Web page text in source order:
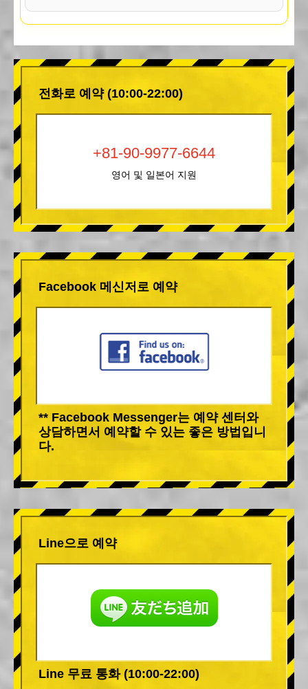
전화로 예약 (10:00-22:00)
+81-90-9977-6644
영어 및 일본어 지원
Facebook 메신저로 예약
** Facebook Messenger는 예약 센터와
상담하면서 예약할 수 있는 좋은 방법입니
다.
Line으로 예약
Line 무료 통화 (10:00-22:00)